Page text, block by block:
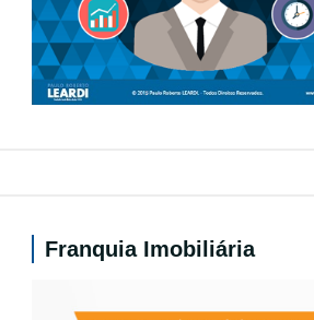
Franquia Imobiliária